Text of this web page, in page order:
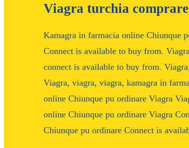
Viagra turchia
Kamagra in farmacia online Chiunque
Connect is available to buy from.
connect is available to buy from.
Viagra, viagra, viagra, kamagra in
online Chiunque pu ordinare Viagra
online Chiunque pu ordinare Viagra
Chiunque pu ordinare Connect is